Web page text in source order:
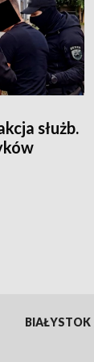
służb.
BIAŁYSTOK